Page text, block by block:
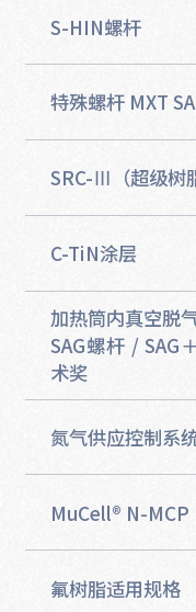
S-HIN螺杆
特殊螺杆 MXT
SRC-Ⅲ（超级树
C-TiN涂层
加热筒内真空脱
SAG螺杆 /
术奖
氮气供应控制系
MuCell® N-MCP
氟树脂适用规格